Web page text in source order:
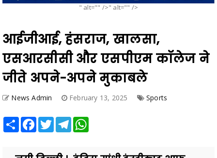
" alt="" />" alt="" />
आईजीआई, हंसराज, खालसा,
एसआरसीसी और एसपीएम कॉलेज ने
जीते अपने-अपने मुकाबले
News Admin February 13, 2025 Sports
Share Facebook
TwitterTelegram